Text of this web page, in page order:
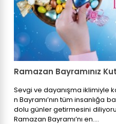
Ramazan Bayramınız
Sevgi ve dayanışma iklimiyle
n Bayramı’nın tüm insanlığa
dolu günler getirmesini
Ramazan Bayramı’nı en....